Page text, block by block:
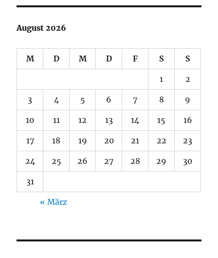
August 2026
M D M D F S S
1 2
3 4 5 6 7 8 9
10 11 12 13 14 15 16
17 18 19 20 21 22 23
24 25 26 27 28 29 30
31
« März